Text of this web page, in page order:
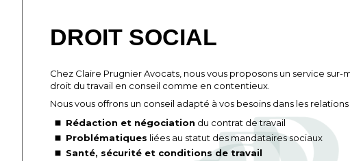
DROIT SOCIAL
Chez Claire Prugnier Avocats, nous vous proposons un service sur-
droit du travail en conseil comme en contentieux.
Nous vous offrons un conseil adapté à vos besoins dans les
Rédaction et négociation du contrat de travail
Problématiques liées au statut des mandataires sociaux
Santé, sécurité et conditions de travail